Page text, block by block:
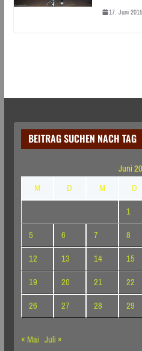
17. Juni 2015
BEITRAG SUCHEN NACH TAG
Juni
M
D M D
1
5
6 7 8
12
13 14 15
19
20 21 22
26
27 28 29
« Mai Juli »